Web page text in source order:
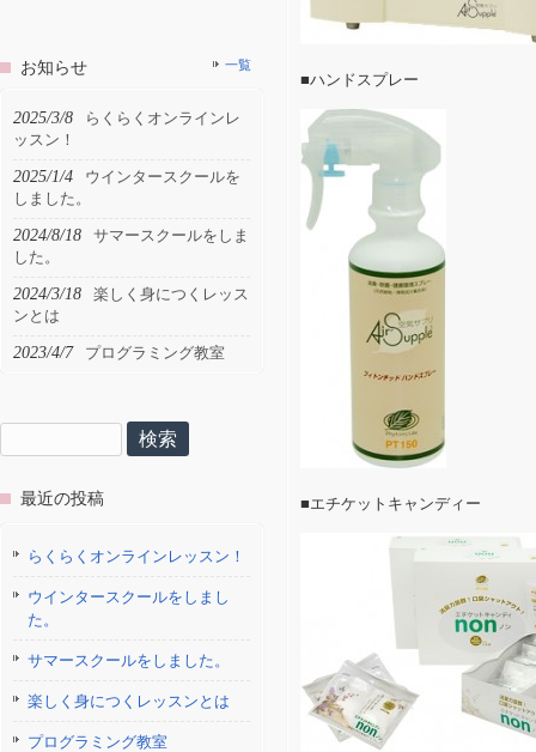
■ハンドスプレー
■エチケットキャンディー
お知らせ 一覧
2025/3/8
らくらくオンラインレ
ッスン！
2025/1/4
ウインタースクールを
しました。
2024/8/18
サマースクールをしま
した。
2024/3/18
楽しく身につくレッス
ンとは
2023/4/7 プログラミング教室
索:
最近の投稿
らくらくオンラインレッスン！
ウインタースクールをしまし
た。
サマースクールをしました。
楽しく身につくレッスンとは
プログラミング教室